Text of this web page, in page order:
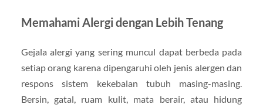
Memahami Alergi dengan Lebih Tenang
Gejala alergi yang sering muncul dapat berbeda pada
setiap orang karena dipengaruhi oleh jenis alergen dan
respons sistem kekebalan tubuh masing-masing.
Bersin, gatal, ruam kulit, mata berair, atau hidung